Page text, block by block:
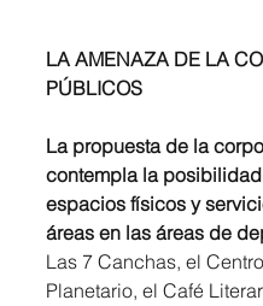
LA AMENAZA DE LA
PÚBLICOS
La propuesta de la
contempla la
espacios físicos y
áreas en las áreas de
Las 7 Canchas, el
Planetario, el Café